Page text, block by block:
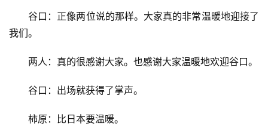
谷口：正像两位说的那样。大家真的非常温暖地迎接了
我们。
两人：真的很感谢大家。也感谢大家温暖地欢迎谷口。
谷口：出场就获得了掌声。
柿原：比日本要温暖。